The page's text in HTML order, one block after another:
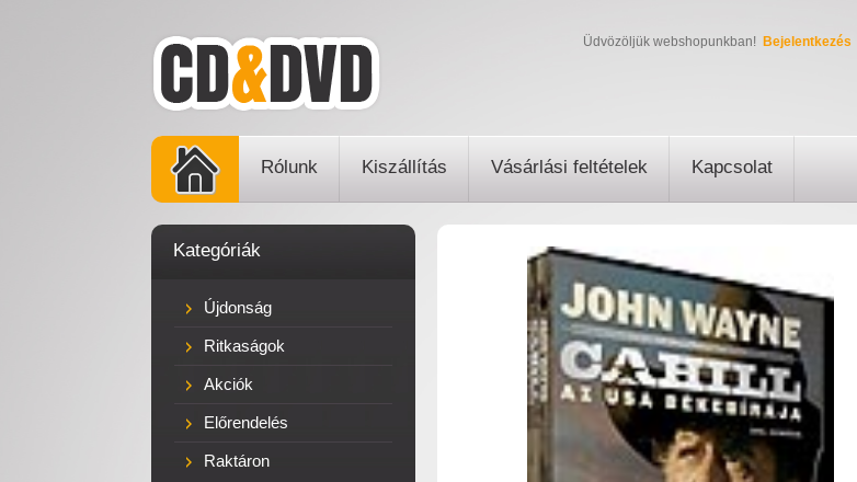
Üdvözöljük webshopunkban! Bejelentkezés
Rólunk Kiszállítás Vásárlási feltételek Kapcsolat
Kategóriák
Újdonság
Ritkaságok
Akciók
Előrendelés
Raktáron